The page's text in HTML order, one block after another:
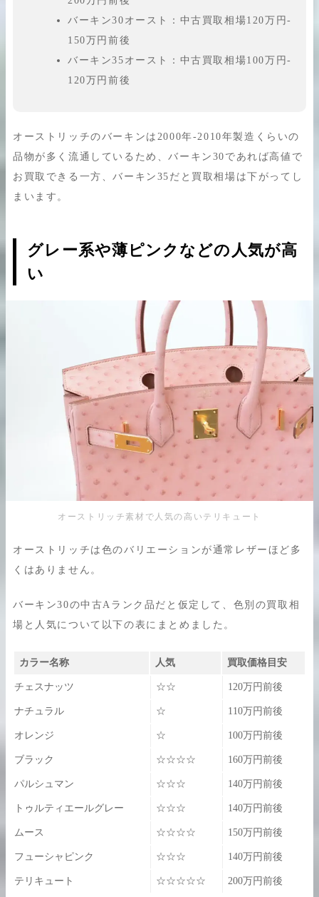
バーキン30オースト：中古買取相場120万円-
150万円前後
バーキン35オースト：中古買取相場100万円-
120万円前後
オーストリッチのバーキンは2000年-2010年製造くらいの
品物が多く流通しているため、バーキン30であれば高値で
お買取できる一方、バーキン35だと買取相場は下がってし
まいます。
グレー系や薄ピンクなどの人気が高
い
オーストリッチ素材で人気の高いテリキュート
オーストリッチは色のバリエーションが通常レザーほど多
くはありません。
バーキン30の中古Aランク品だと仮定して、色別の買取相
場と人気について以下の表にまとめました。
カラー名称 人気 買取価格目安
チェスナッツ ☆☆ 120万円前後
ナチュラル ☆ 110万円前後
オレンジ ☆ 100万円前後
ブラック ☆☆☆☆ 160万円前後
パルシュマン ☆☆☆ 140万円前後
トゥルティエールグレー ☆☆☆ 140万円前後
ムース ☆☆☆☆ 150万円前後
フューシャピンク ☆☆☆ 140万円前後
テリキュート ☆☆☆☆☆ 200万円前後